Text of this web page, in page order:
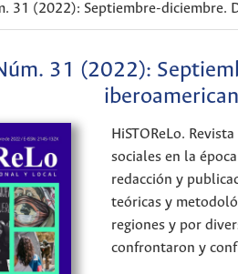
31 (2022): Septiembre-diciembre.
31 (2022):
HiSTOReLo.
sociales en la
redacción y
teóricas y
regiones y por
confrontaron y